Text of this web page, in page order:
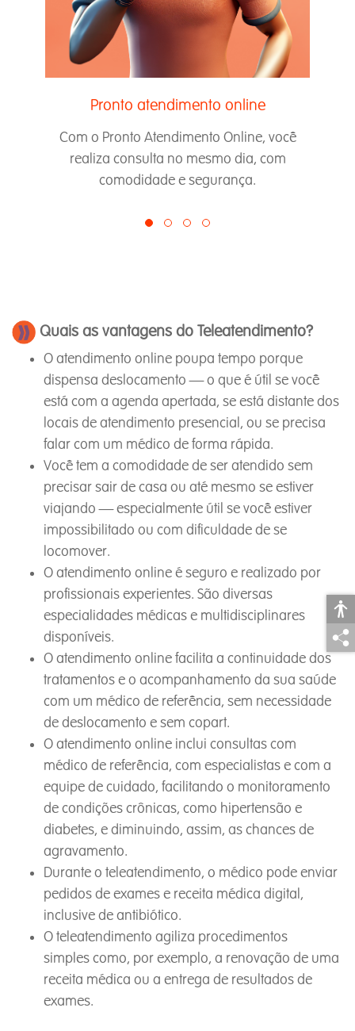
Pronto atendimento online
Com o Pronto Atendimento Online, você
realiza consulta no mesmo dia, com
comodidade e segurança.
Quais as vantagens do Teleatendimento?
O atendimento online poupa tempo porque
dispensa deslocamento — o que é útil se você
está com a agenda apertada, se está distante dos
locais de atendimento presencial, ou se precisa
falar com um médico de forma rápida.
Você tem a comodidade de ser atendido sem
precisar sair de casa ou até mesmo se estiver
viajando — especialmente útil se você estiver
impossibilitado ou com dificuldade de se
locomover.
O atendimento online é seguro e realizado por
profissionais experientes. São diversas
especialidades médicas e multidisciplinares
disponíveis.
O atendimento online facilita a continuidade dos
tratamentos e o acompanhamento da sua saúde
com um médico de referência, sem necessidade
de deslocamento e sem copart.
O atendimento online inclui consultas com
médico de referência, com especialistas e com a
equipe de cuidado, facilitando o monitoramento
de condições crônicas, como hipertensão e
diabetes, e diminuindo, assim, as chances de
agravamento.
Durante o teleatendimento, o médico pode enviar
pedidos de exames e receita médica digital,
inclusive de antibiótico.
O teleatendimento agiliza procedimentos
simples como, por exemplo, a renovação de uma
receita médica ou a entrega de resultados de
exames.